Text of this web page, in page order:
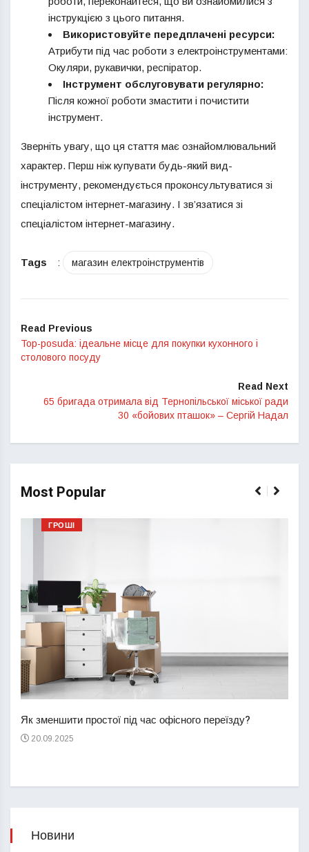
інструкцією з цього питання.
Використовуйте передплачені ресурси:
Атрибути під час роботи з електроінструментами:
Окуляри, рукавички, респіратор.
Інструмент обслуговувати регулярно:
Після кожної роботи змастити і почистити
інструмент.
Зверніть увагу, що ця стаття має ознайомлювальний
характер. Перш ніж купувати будь-який вид-
інструменту, рекомендується проконсультуватися зі
спеціалістом інтернет-магазину. І зв’язатися зі
спеціалістом інтернет-магазину.
Tags : магазин електроінструментів
Read Previous
Top-posuda: ідеальне місце для покупки кухонного і
столового посуду
Read Next
65 бригада отримала від Тернопільської міської ради
30 «бойових пташок» – Сергій Надал
Most Popular
ГРОШІ
Як зменшити простої під час офісного переїзду?
20.09.2025
Новини